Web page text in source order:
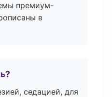
премиум-
в
седацией, для